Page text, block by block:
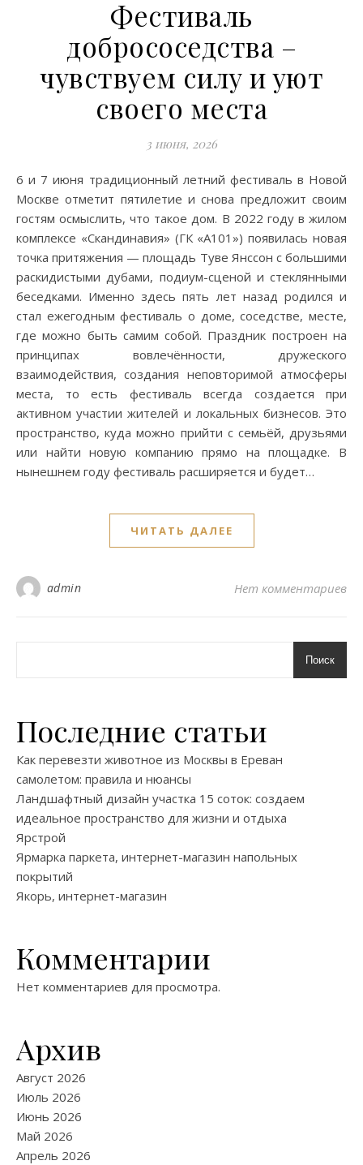
Фестиваль
добрососедства –
чувствуем силу и уют
своего места
3 июня, 2026
6 и 7 июня традиционный летний фестиваль в Новой
Москве отметит пятилетие и снова предложит своим
гостям осмыслить, что такое дом. В 2022 году в жилом
комплексе «Скандинавия» (ГК «А101») появилась новая
точка притяжения — площадь Туве Янссон с большими
раскидистыми дубами, подиум-сценой и стеклянными
беседками. Именно здесь пять лет назад родился и
стал ежегодным фестиваль о доме, соседстве, месте,
где можно быть самим собой. Праздник построен на
принципах вовлечённости, дружеского
взаимодействия, создания неповторимой атмосферы
места, то есть фестиваль всегда создается при
активном участии жителей и локальных бизнесов. Это
пространство, куда можно прийти с семьёй, друзьями
или найти новую компанию прямо на площадке. В
нынешнем году фестиваль расширяется и будет…
ЧИТАТЬ ДАЛЕЕ
admin Нет комментариев
Поиск
Последние статьи
Как перевезти животное из Москвы в Ереван
самолетом: правила и нюансы
Ландшафтный дизайн участка 15 соток: создаем
идеальное пространство для жизни и отдыха
Ярстрой
Ярмарка паркета, интернет-магазин напольных
покрытий
Якорь, интернет-магазин
Комментарии
Нет комментариев для просмотра.
Архив
Август 2026
Июль 2026
Июнь 2026
Май 2026
Апрель 2026